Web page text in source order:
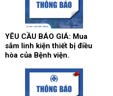
YÊU CẦU BÁO GIÁ: Mua
sắm linh kiện thiết bị điều
hòa của Bệnh viện.